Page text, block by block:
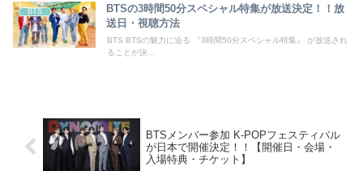
BTS
BTSの3時間50分スペシャル特集が放送決定！！放
送日・視聴方法
BTS BTSの魅力に迫る 『3時間50分スペシャル特集』 が放送され
ることが決...
BTSメンバー参加 K-POPフェスティバル
が日本で開催決定！！【開催日・会場・
入場特典・チケット】